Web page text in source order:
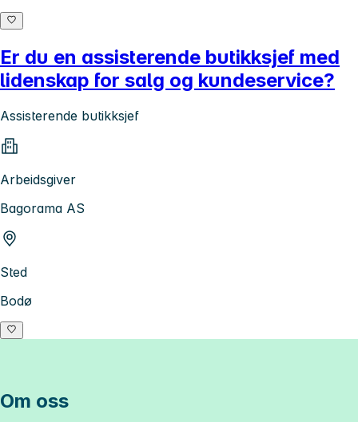
Er du en assisterende butikksjef med
lidenskap for salg og kundeservice?
Assisterende butikksjef
Arbeidsgiver
Bagorama AS
Sted
Bodø
Om oss